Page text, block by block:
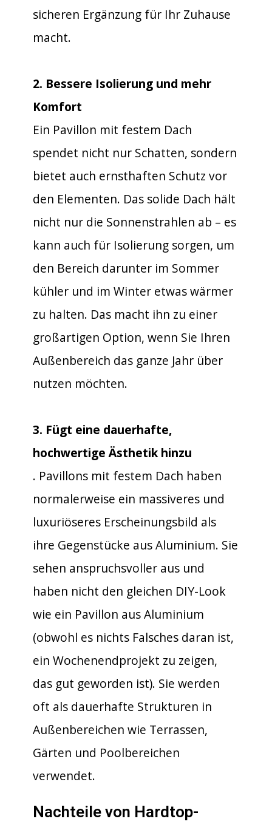
sicheren Ergänzung für Ihr Zuhause
macht.
2. Bessere Isolierung und mehr
Komfort
Ein Pavillon mit festem Dach
spendet nicht nur Schatten, sondern
bietet auch ernsthaften Schutz vor
den Elementen. Das solide Dach hält
nicht nur die Sonnenstrahlen ab – es
kann auch für Isolierung sorgen, um
den Bereich darunter im Sommer
kühler und im Winter etwas wärmer
zu halten. Das macht ihn zu einer
großartigen Option, wenn Sie Ihren
Außenbereich das ganze Jahr über
nutzen möchten.
3. Fügt eine dauerhafte,
hochwertige Ästhetik hinzu
. Pavillons mit festem Dach haben
normalerweise ein massiveres und
luxuriöseres Erscheinungsbild als
ihre Gegenstücke aus Aluminium. Sie
sehen anspruchsvoller aus und
haben nicht den gleichen DIY-Look
wie ein Pavillon aus Aluminium
(obwohl es nichts Falsches daran ist,
ein Wochenendprojekt zu zeigen,
das gut geworden ist). Sie werden
oft als dauerhafte Strukturen in
Außenbereichen wie Terrassen,
Gärten und Poolbereichen
verwendet.
Nachteile von Hardtop-